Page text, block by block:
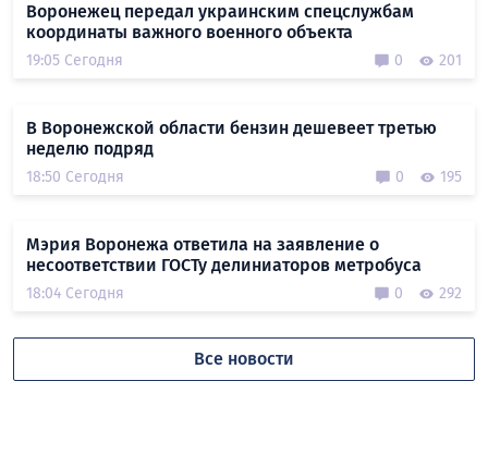
Воронежец передал украинским спецслужбам
координаты важного военного объекта
19:05 Сегодня 0 201
В Воронежской области бензин дешевеет третью
неделю подряд
18:50 Сегодня 0 195
Мэрия Воронежа ответила на заявление о
несоответствии ГОСТу делиниаторов метробуса
18:04 Сегодня 0 292
Все новости